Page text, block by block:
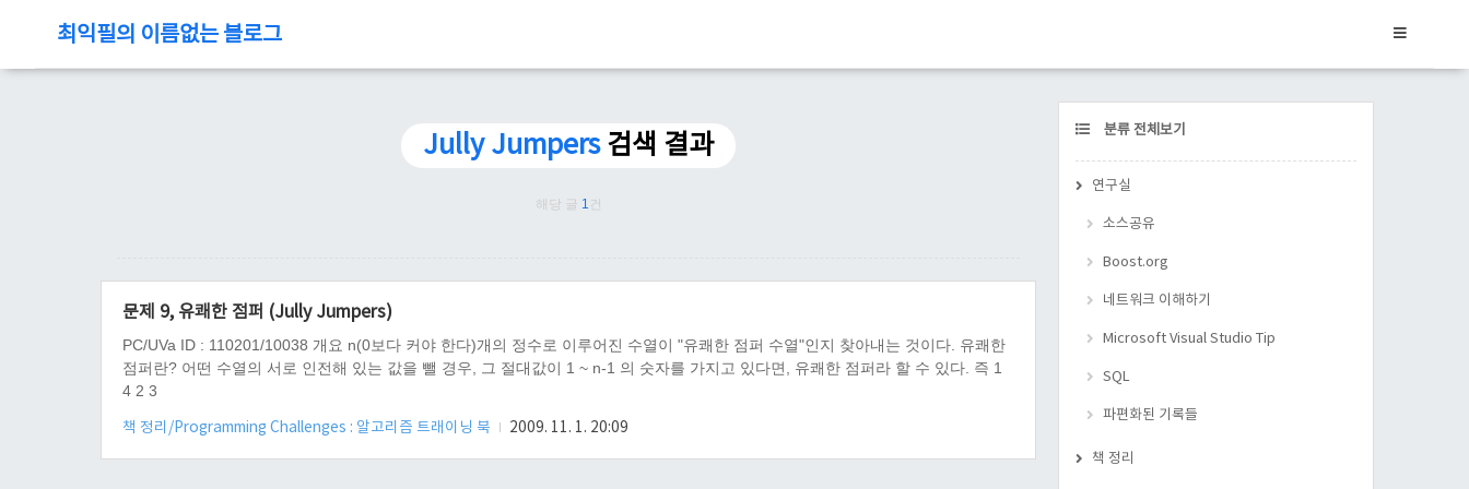
최익필의 이름없는 블로그
Jully Jumpers 검색 결과
해당 글 1 건
문제 9, 유쾌한 점퍼 (Jully Jumpers)
PC/UVa ID : 110201/10038 개요 n(0보다 커야 한다)개의 정수로 이루어진 수열이 "유쾌한 점퍼 수열"인지 찾아내는 것이다. 유쾌한
점퍼란? 어떤 수열의 서로 인전해 있는 값을 뺄 경우, 그 절대값이 1 ~ n-1 의 숫자를 가지고 있다면, 유쾌한 점퍼라 할 수 있다. 즉 1
4 2 3
책 정리/Programming Challenges : 알고리즘 트래이닝 북 2009. 11. 1. 20:09
CATEGORY
분류 전체보기
연구실
소스공유
Boost.org
네트워크 이해하기
Microsoft Visual Studio Tip
SQL
파편화된 기록들
책 정리